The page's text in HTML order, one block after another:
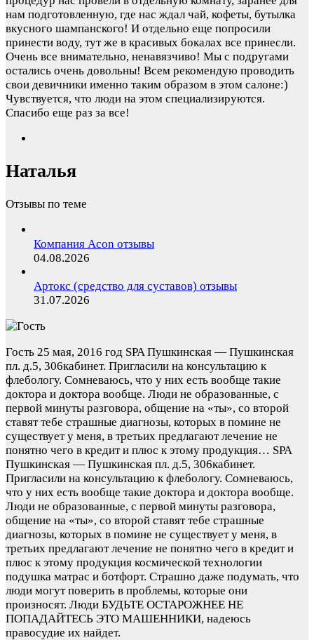
нам подготовленную, где нас ждал чай, кофеты, бутылка
вкусного шампанского! И отдельно еще попросили
принести воду, тут же в красивых бокалах все принесли.
Очень все внимательно, ненавязчиво! Мы с подругами
остались очень довольны! Всем рекомендую проводить
свои девичники именно таким образом в этом салоне:)
Чувствуется, что люди на этом специализируются.
Спасибо еще раз за все!
Наталья
Отзывы по теме
Компания Acon отзывы
04.08.2026
Артокс (средство для суставов) отзывы
31.07.2026
Гость 25 мая, 2016 год SPA Пушкинская — Пушкинская
пл. д.5, 306кабинет. Пригласили на консультацию к
флебологу. Сомневаюсь, что у них есть вообще такие
доктора и доктора вообще. Люди не образованные, с
первой минуты разговора, общение на «ты», со второй
ставят тебе страшные диагнозы, которых в помине не
существует у меня, в третьих предлагают лечение не
понятно чего в кредит и плюс к этому продукция… SPA
Пушкинская — Пушкинская пл. д.5, 306кабинет.
Пригласили на консультацию к флебологу. Сомневаюсь,
что у них есть вообще такие доктора и доктора вообще.
Люди не образованные, с первой минуты разговора,
общение на «ты», со второй ставят тебе страшные
диагнозы, которых в помине не существует у меня, в
третьих предлагают лечение не понятно чего в кредит и
плюс к этому продукция космической технологии
подушка матрас и ботфорт. Страшно даже подумать, что
люди могут поверить в проблемы, которые они
произносят. Люди БУДЬТЕ ОСТАРОЖНЕЕ НЕ
ПОПАДАЙТЕСЬ ЭТО МАШЕННИКИ, надеюсь
правосудие их найдет.